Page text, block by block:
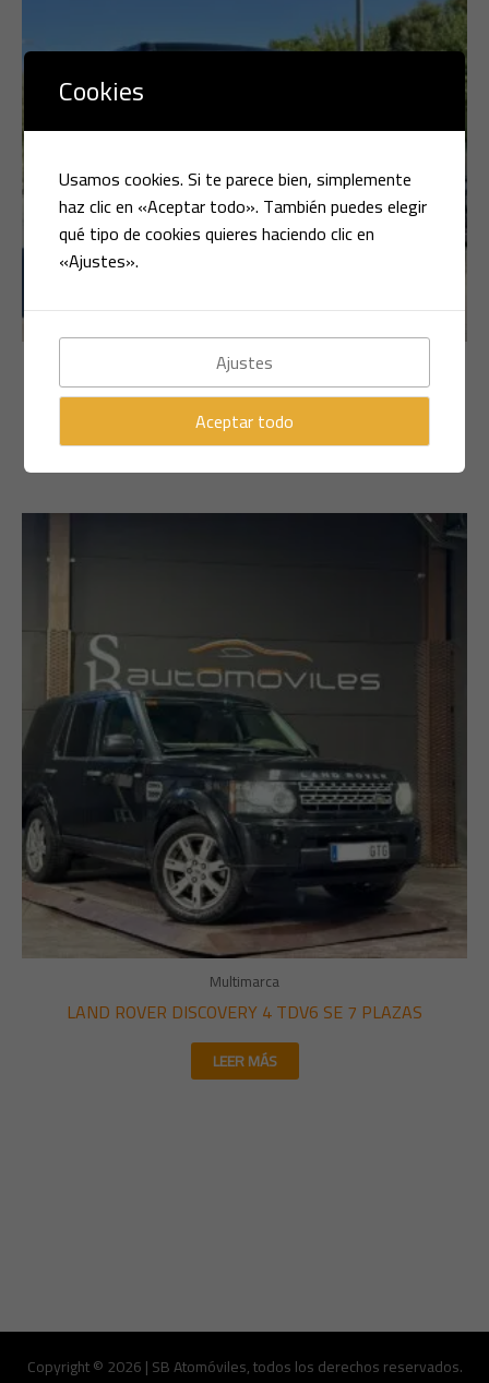
Multimarca
LAND ROVER DISCOVERY 4 3.0 D HSE
LEER MÁS
Multimarca
LAND ROVER DISCOVERY 4 TDV6 SE 7 PLAZAS
LEER MÁS
Copyright © 2026 | SB Atomóviles, todos los derechos reservados.
Cookies
Usamos cookies. Si te parece bien, simplemente
haz clic en «Aceptar todo». También puedes elegir
qué tipo de cookies quieres haciendo clic en
«Ajustes».
Ajustes
Aceptar todo